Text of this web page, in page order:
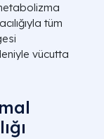
tüm
vücutta